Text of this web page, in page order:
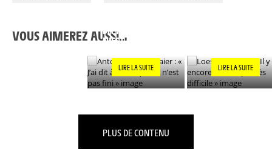
VOUS AIMEREZ AUSSI…DIT À KASIA QUE CE
N’EST PAS FINI »
LIRE LA SUITE LIRE LA SUITE
PLUS DE CONTENU